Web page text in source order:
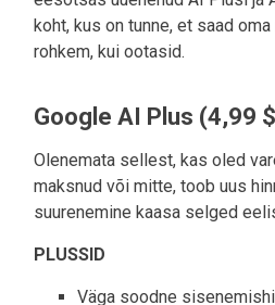
koht, kus on tunne, et saad
rohkem, kui ootasid.
Google AI Plus (4,99
Olenemata sellest, kas oled
maksnud või mitte, toob uus
suurenemine kaasa selged
PLUSSID
Väga soodne